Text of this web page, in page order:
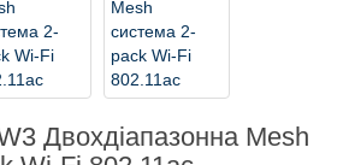
Двохдіапазонна Mesh